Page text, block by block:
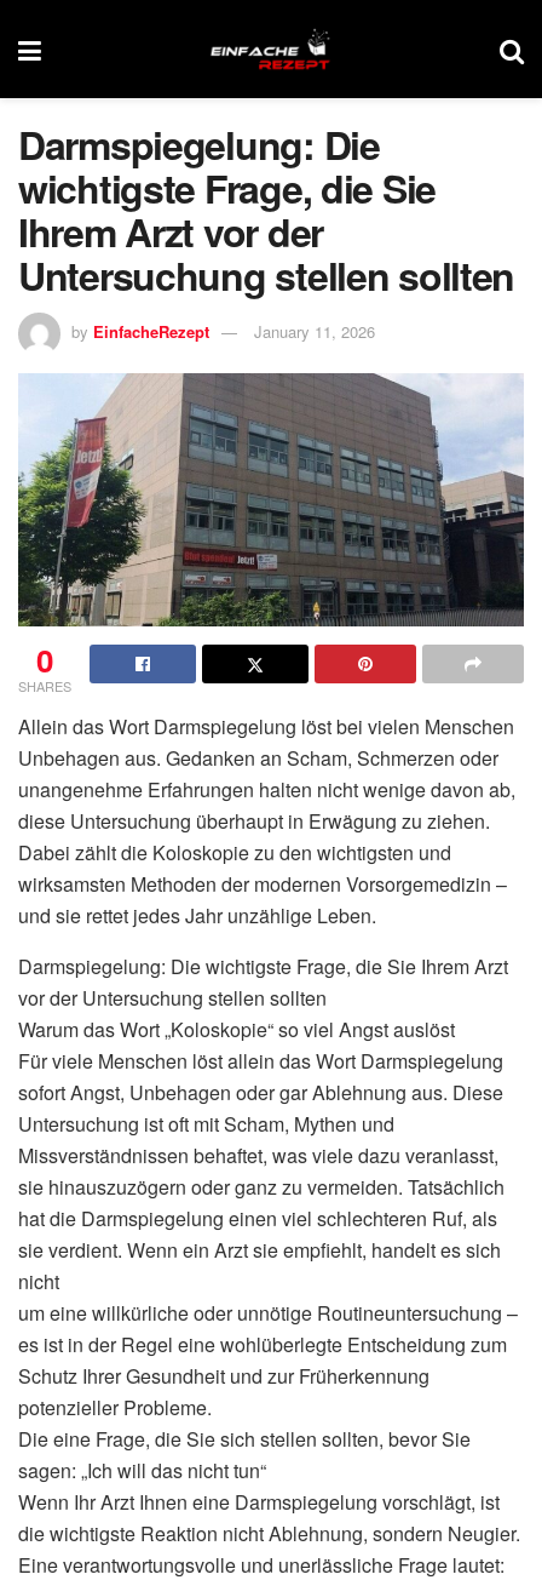
Darmspiegelung: Die
wichtigste Frage, die Sie
Ihrem Arzt vor der
Untersuchung stellen sollten
by EinfacheRezept January 11, 2026
0
SHARES
Allein das Wort Darmspiegelung löst bei vielen Menschen
Unbehagen aus. Gedanken an Scham, Schmerzen oder
unangenehme Erfahrungen halten nicht wenige davon ab,
diese Untersuchung überhaupt in Erwägung zu ziehen.
Dabei zählt die Koloskopie zu den wichtigsten und
wirksamsten Methoden der modernen Vorsorgemedizin –
und sie rettet jedes Jahr unzählige Leben.
Darmspiegelung: Die wichtigste Frage, die Sie Ihrem Arzt
vor der Untersuchung stellen sollten
Warum das Wort „Koloskopie“ so viel Angst auslöst
Für viele Menschen löst allein das Wort Darmspiegelung
sofort Angst, Unbehagen oder gar Ablehnung aus. Diese
Untersuchung ist oft mit Scham, Mythen und
Missverständnissen behaftet, was viele dazu veranlasst,
sie hinauszuzögern oder ganz zu vermeiden. Tatsächlich
hat die Darmspiegelung einen viel schlechteren Ruf, als
sie verdient. Wenn ein Arzt sie empfiehlt, handelt es sich
nicht
um eine willkürliche oder unnötige Routineuntersuchung –
es ist in der Regel eine wohlüberlegte Entscheidung zum
Schutz Ihrer Gesundheit und zur Früherkennung
potenzieller Probleme.
Die eine Frage, die Sie sich stellen sollten, bevor Sie
sagen: „Ich will das nicht tun“
Wenn Ihr Arzt Ihnen eine Darmspiegelung vorschlägt, ist
die wichtigste Reaktion nicht Ablehnung, sondern Neugier.
Eine verantwortungsvolle und unerlässliche Frage lautet: